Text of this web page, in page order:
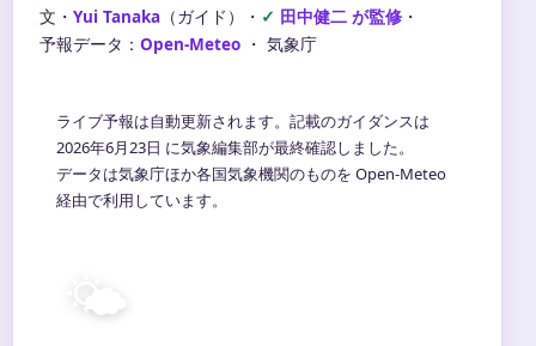
文・ Yui Tanaka （ガイド） ・ 田中健二 が監修 ・
予報データ： Open-Meteo ・ 気象庁
ライブ予報は自動更新されます。記載のガイダンスは
2026年6月23日 に気象編集部が最終確認しました。
データは気象庁ほか各国気象機関のものを Open-Meteo
経由で利用しています。
🌤️